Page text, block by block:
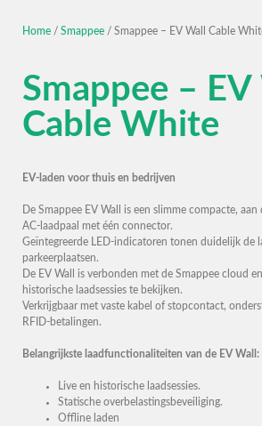
Home / Smappee / Smappee – EV Wall Cable
Smappee – EV
Cable White
EV-laden voor thuis en bedrijven
De Smappee EV Wall is een slimme compacte,
AC-laadpaal met één connector.
Geïntegreerde LED-indicatoren tonen duidelijk de
parkeerplaatsen.
De EV Wall is verbonden met de Smappee cloud
historische laadsessies te bekijken.
Verkrijgbaar met vaste kabel of stopcontact,
RFID-betalingen.
Belangrijkste laadfunctionaliteiten van de EV Wall:
Live en historische laadsessies.
Statische overbelastingsbeveiliging.
Offline laden